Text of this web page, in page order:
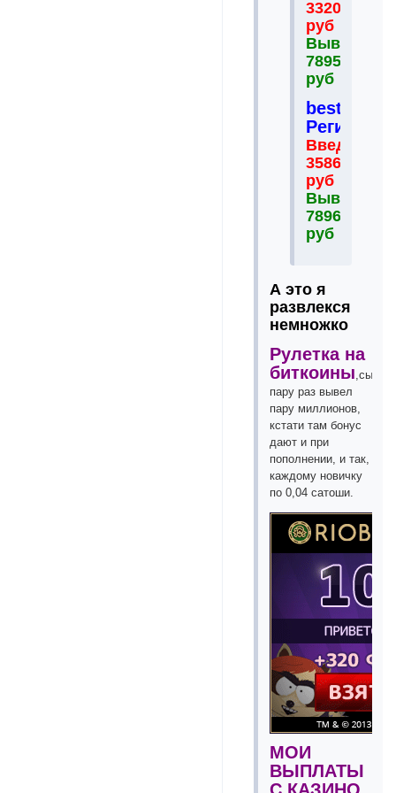
33200
руб
Выведено
78954
руб
Введено
35864
руб
Выведено
78965
руб
А это я
развлекся
немножко
Рулетка на
биткоины
пару раз вывел
пару миллионов,
кстати там бонус
дают и при
пополнении, и так,
каждому новичку
по 0,04 сатоши.
МОИ
ВЫПЛАТЫ